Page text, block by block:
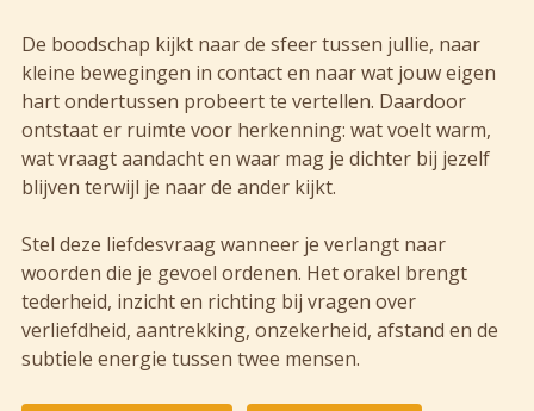
De boodschap kijkt naar de sfeer tussen jullie, naar
kleine bewegingen in contact en naar wat jouw eigen
hart ondertussen probeert te vertellen. Daardoor
ontstaat er ruimte voor herkenning: wat voelt warm,
wat vraagt aandacht en waar mag je dichter bij jezelf
blijven terwijl je naar de ander kijkt.
Stel deze liefdesvraag wanneer je verlangt naar
woorden die je gevoel ordenen. Het orakel brengt
tederheid, inzicht en richting bij vragen over
verliefdheid, aantrekking, onzekerheid, afstand en de
subtiele energie tussen twee mensen.